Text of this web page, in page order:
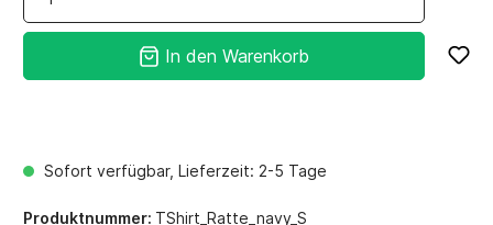
Sofort verfügbar, Lieferzeit: 2-5 Tage
In den Warenkorb
Produktnummer: TShirt_Ratte_navy_S